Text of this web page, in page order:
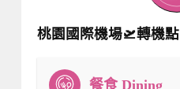
桃園國際機場🛫轉機點